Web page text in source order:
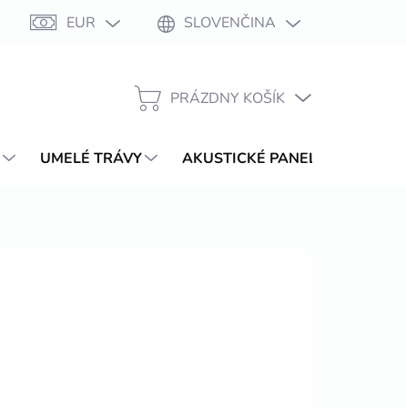
Moja objednávka
EUR SLOVENČINA
NÁKUPNÝ
PRÁZDNY KOŠÍK
UMELÉ TRÁVY AKUSTICKÉ PANELY